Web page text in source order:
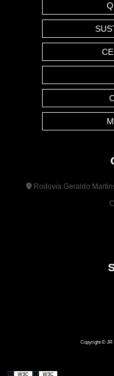
Rodovia Geraldo
Copyright © JR
W3C W3C